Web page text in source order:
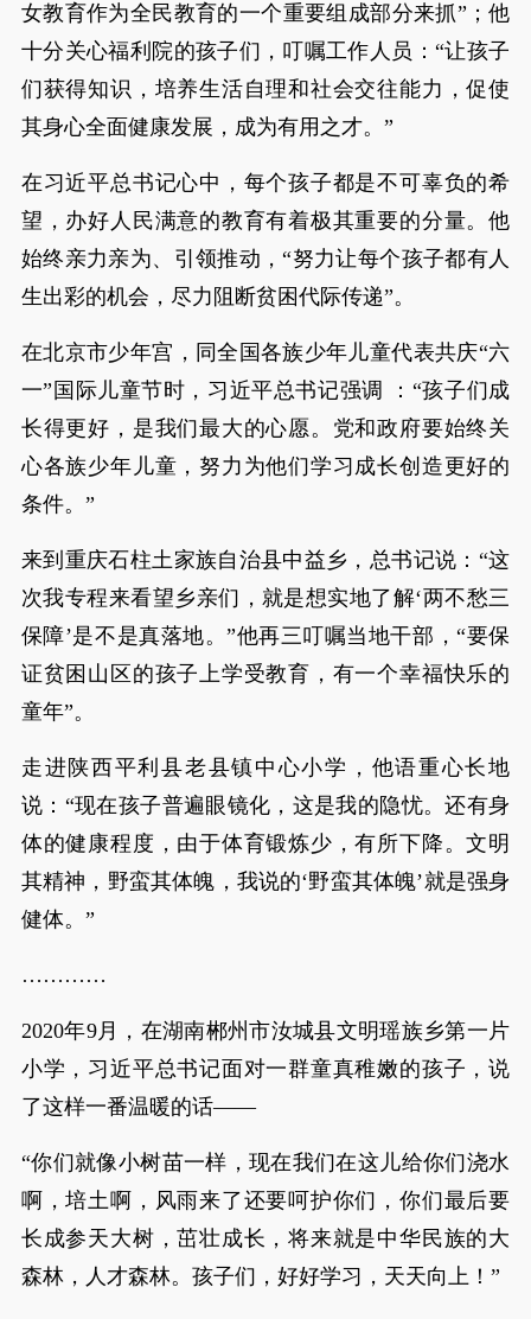
女教育作为全民教育的一个重要组成部分来抓”；他
十分关心福利院的孩子们，叮嘱工作人员：“让孩子
们获得知识，培养生活自理和社会交往能力，促使
其身心全面健康发展，成为有用之才。”
在习近平总书记心中，每个孩子都是不可辜负的希
望，办好人民满意的教育有着极其重要的分量。他
始终亲力亲为、引领推动，“努力让每个孩子都有人
生出彩的机会，尽力阻断贫困代际传递”。
在北京市少年宫，同全国各族少年儿童代表共庆“六
一”国际儿童节时，习近平总书记强调 ：“孩子们成
长得更好，是我们最大的心愿。党和政府要始终关
心各族少年儿童，努力为他们学习成长创造更好的
条件。”
来到重庆石柱土家族自治县中益乡，总书记说：“这
次我专程来看望乡亲们，就是想实地了解‘两不愁三
保障’是不是真落地。”他再三叮嘱当地干部，“要保
证贫困山区的孩子上学受教育，有一个幸福快乐的
童年”。
走进陕西平利县老县镇中心小学，他语重心长地
说：“现在孩子普遍眼镜化，这是我的隐忧。还有身
体的健康程度，由于体育锻炼少，有所下降。文明
其精神，野蛮其体魄，我说的‘野蛮其体魄’就是强身
健体。”
…………
2020年9月，在湖南郴州市汝城县文明瑶族乡第一片
小学，习近平总书记面对一群童真稚嫩的孩子，说
了这样一番温暖的话——
“你们就像小树苗一样，现在我们在这儿给你们浇水
啊，培土啊，风雨来了还要呵护你们，你们最后要
长成参天大树，茁壮成长，将来就是中华民族的大
森林，人才森林。孩子们，好好学习，天天向上！”